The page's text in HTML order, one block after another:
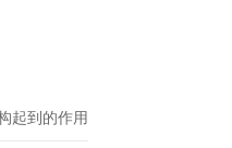
起到的作用